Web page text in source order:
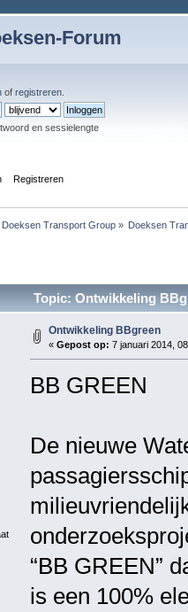
Forum
of registreren
en sessielengte
Registreren
Doeksen Transport Group» Doeksen
Topic: Ontwikkeling
Ontwikkeling BBgreen
« Gepost op: 7 januari 2014,
BB GREEN
De nieuwe
“BB GREEN”
is een 100%